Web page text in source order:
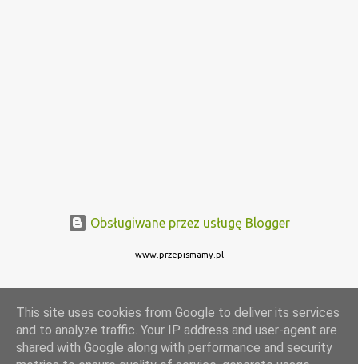
Obsługiwane przez usługę Blogger
www.przepismamy.pl
This site uses cookies from Google to deliver its services
and to analyze traffic. Your IP address and user-agent are
shared with Google along with performance and security